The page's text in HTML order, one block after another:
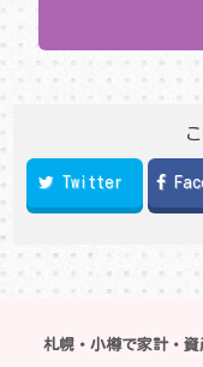
Twitter
札幌・小樽で家計・